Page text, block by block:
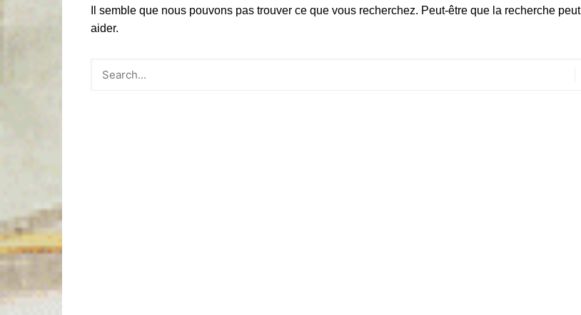
Il semble que nous pouvons pas trouver ce que vous recherchez. Peut-être que la recherche peut
aider.